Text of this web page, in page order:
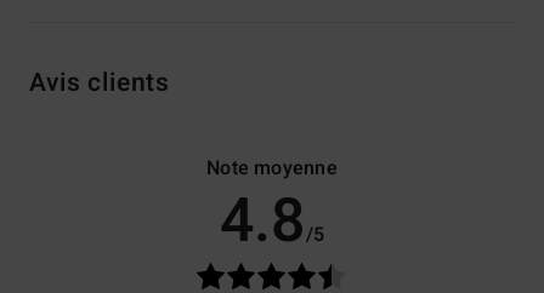
Avis clients
Note moyenne
4.8/5